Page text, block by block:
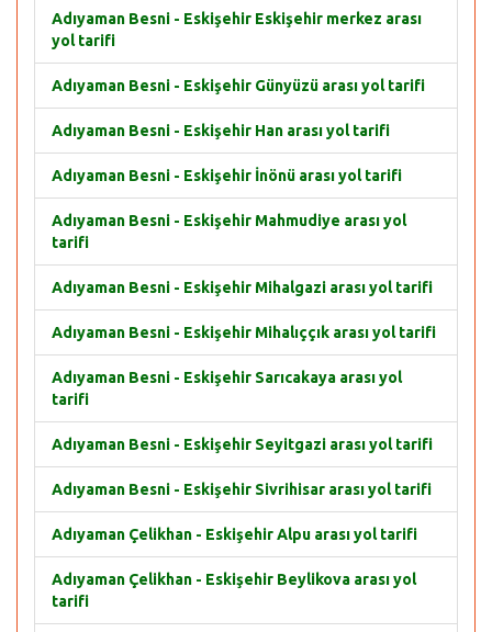
Adıyaman Besni - Eskişehir Eskişehir merkez arası
yol tarifi
Adıyaman Besni - Eskişehir Günyüzü arası yol tarifi
Adıyaman Besni - Eskişehir Han arası yol tarifi
Adıyaman Besni - Eskişehir İnönü arası yol tarifi
Adıyaman Besni - Eskişehir Mahmudiye arası yol
tarifi
Adıyaman Besni - Eskişehir Mihalgazi arası yol tarifi
Adıyaman Besni - Eskişehir Mihalıççık arası yol tarifi
Adıyaman Besni - Eskişehir Sarıcakaya arası yol
tarifi
Adıyaman Besni - Eskişehir Seyitgazi arası yol tarifi
Adıyaman Besni - Eskişehir Sivrihisar arası yol tarifi
Adıyaman Çelikhan - Eskişehir Alpu arası yol tarifi
Adıyaman Çelikhan - Eskişehir Beylikova arası yol
tarifi